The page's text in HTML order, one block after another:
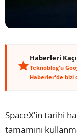
Haberleri
Teknoblog'u
Haberler'de bizi
SpaceX’in tarihi
tamamını